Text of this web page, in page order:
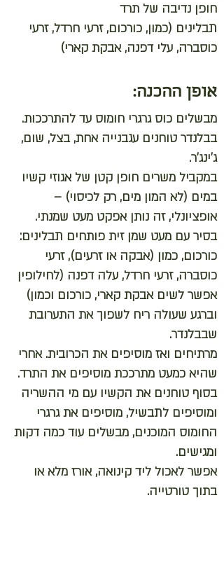
חופן נדיבה של תרד
תבלינים (כמון, כורכום, זרעי חרדל, זרעי
כוסברה, עלי דפנה, אבקת קארי)
אופן ההכנה:
מבשלים כוס גרגרי חומוס עד להתרככות.
בבלנדר טוחנים עגבנייה אחת, בצל, שום,
ג'ינג'ר.
במקביל משרים חופן קטן של אגוזי קשיו
במים (לא המון מים, רק לכיסוי) –
אופציונלי, זה נותן אפקט מעט שמנתי.
בסיר עם מעט שמן זית פותחים תבלינים:
כורכום, כמון (אבקה או זרעים), זרעי
כוסברה, זרעי חרדל, עלה דפנה (לחילופין
אפשר לשים אבקת קארי, כורכום וכמון)
וברגע שעולה ריח לשפוך את התערובת
שבבלנדר.
מרתיחים ואז מוסיפים את הכרובית. אחרי
שהיא כמעט מתרככת מוסיפים את התרד.
בסוף טוחנים את הקשיו עם מי ההשריה
ומוסיפים לתבשיל, מוסיפים את גרגרי
החומוס המוכנים, מבשלים עוד כמה דקות
ומגישים.
אפשר לאכול ליד קינואה, אורז מלא או
בתוך טורטייה.